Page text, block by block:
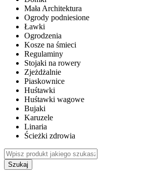
Mała Architektura
Ogrody podniesione
Ławki
Ogrodzenia
Kosze na śmieci
Regulaminy
Stojaki na rowery
Zjeżdżalnie
Piaskownice
Huśtawki
Huśtawki wagowe
Bujaki
Karuzele
Linaria
Ścieżki zdrowia
Szukaj